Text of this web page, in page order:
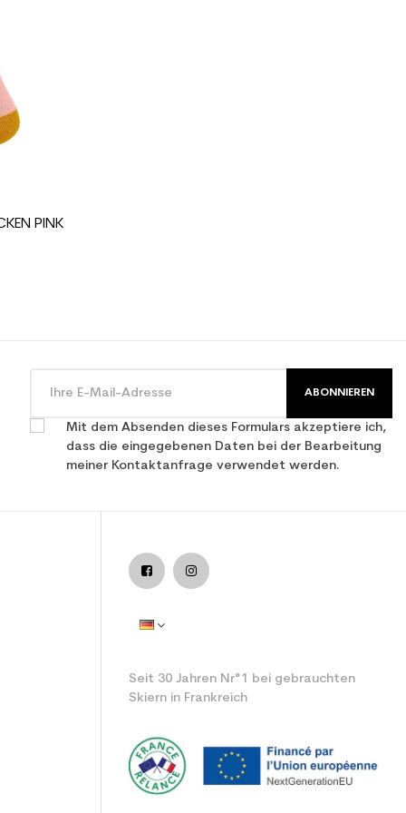
junior Freizeit
PINK
ABONNIEREN
Mit dem Absenden dieses Formulars akzeptiere ich,
dass die eingegebenen Daten bei der Bearbeitung
meiner Kontaktanfrage verwendet werden.
Seit 30 Jahren Nr°1 bei gebrauchten
Skiern in Frankreich